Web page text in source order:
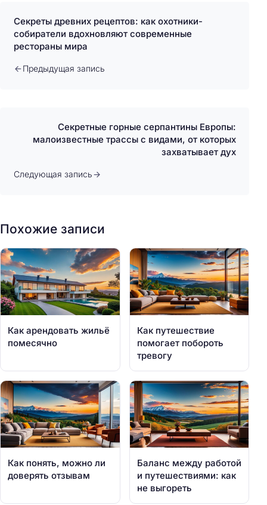
Секреты древних рецептов: как охотники-
собиратели вдохновляют современные
рестораны мира
Предыдущая запись
Секретные горные серпантины Европы:
малоизвестные трассы с видами, от которых
захватывает дух
Следующая запись
Похожие записи
Как арендовать жильё
помесячно
Как путешествие
помогает побороть
тревогу
Как понять, можно ли
доверять отзывам
Баланс между работой
и путешествиями: как
не выгореть